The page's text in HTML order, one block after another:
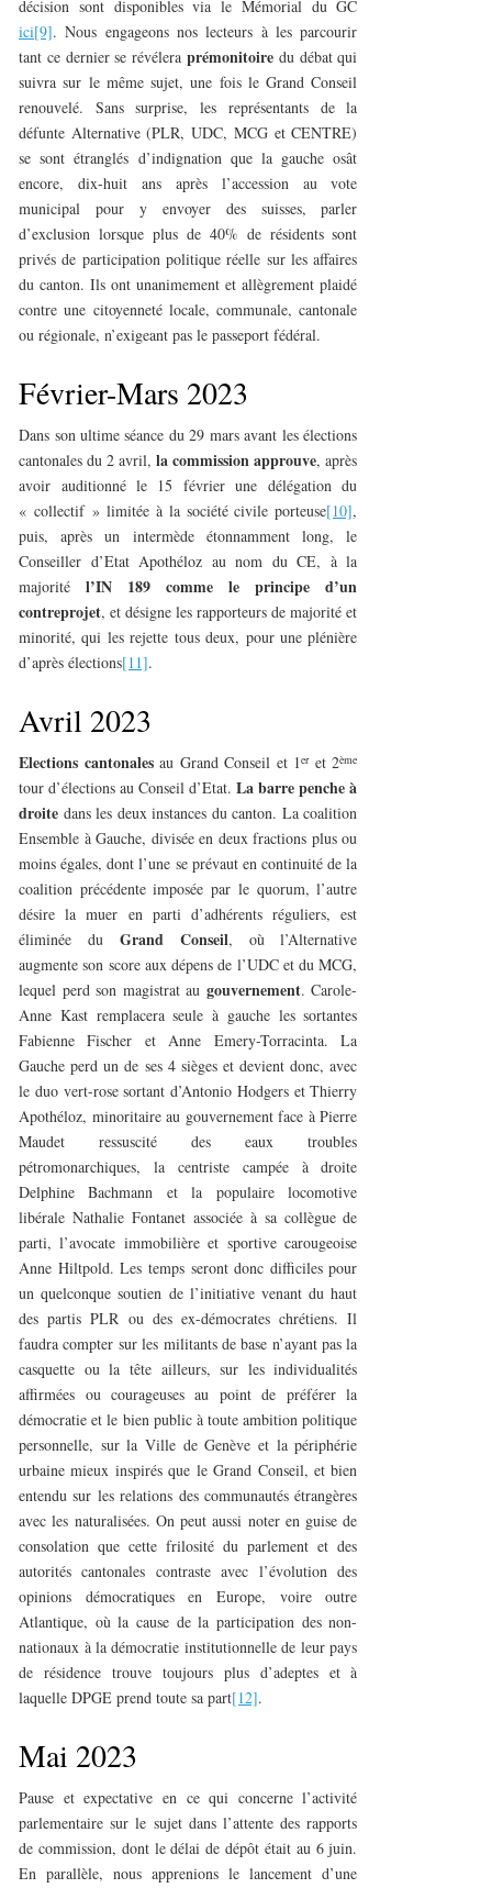
décision sont disponibles via le Mémorial du GC
ici[9]. Nous engageons nos lecteurs à les parcourir
tant ce dernier se révéleraprémonitoire du débat qui
suivra sur le même sujet, une fois le Grand Conseil
renouvelé. Sans surprise, les représentants de la
défunte Alternative (PLR, UDC, MCG et CENTRE)
se sont étranglés d’indignation que la gauche osât
encore, dix-huit ans après l’accession au vote
municipal pour y envoyer des suisses, parler
d’exclusion lorsque plus de 40% de résidents sont
privés de participation politique réelle sur les affaires
du canton. Ils ont unanimement et allègrement plaidé
contre une citoyenneté locale, communale, cantonale
ou régionale, n’exigeant pas le passeport fédéral.
Février-Mars 2023
Dans son ultime séance du 29 mars avant les élections
cantonales du 2 avril,la commission approuve, après
avoir auditionné le 15 février une délégation du
« collectif » limitée à la société civile porteuse[10],
puis, après un intermède étonnamment long, le
Conseiller d’Etat Apothéloz au nom du CE, à la
majoritél’IN 189 comme le principe d’un
contreprojet, et désigne les rapporteurs de majorité et
minorité, qui les rejette tous deux, pour une plénière
d’après élections[11].
Avril 2023
Elections cantonalesau Grand Conseil et 1eret 2ème
tour d’élections au Conseil d’Etat.La barre penche à
droite dans les deux instances du canton. La coalition
Ensemble à Gauche, divisée en deux fractions plus ou
moins égales, dont l’une se prévaut en continuité de la
coalition précédente imposée par le quorum, l’autre
désire la muer en parti d’adhérents réguliers, est
éliminée du Grand Conseil, où l’Alternative
augmente son score aux dépens de l’UDC et du MCG,
lequel perd son magistrat au gouvernement. Carole-
Anne Kast remplacera seule à gauche les sortantes
Fabienne Fischer et Anne Emery-Torracinta. La
Gauche perd un de ses 4 sièges et devient donc, avec
le duo vert-rose sortant d’Antonio Hodgers et Thierry
Apothéloz, minoritaire au gouvernement face à Pierre
Maudet ressuscité des eaux troubles
pétromonarchiques, la centriste campée à droite
Delphine Bachmann et la populaire locomotive
libérale Nathalie Fontanet associée à sa collègue de
parti, l’avocate immobilière et sportive carougeoise
Anne Hiltpold. Les temps seront donc difficiles pour
un quelconque soutien de l’initiative venant du haut
des partis PLR ou des ex-démocrates chrétiens. Il
faudra compter sur les militants de base n’ayant pas la
casquette ou la tête ailleurs, sur les individualités
affirmées ou courageuses au point de préférer la
démocratie et le bien public à toute ambition politique
personnelle, sur la Ville de Genève et la périphérie
urbaine mieux inspirés que le Grand Conseil, et bien
entendu sur les relations des communautés étrangères
avec les naturalisées. On peut aussi noter en guise de
consolation que cette frilosité du parlement et des
autorités cantonales contraste avec l’évolution des
opinions démocratiques en Europe, voire outre
Atlantique, où la cause de la participation des non-
nationaux à la démocratie institutionnelle de leur pays
de résidence trouve toujours plus d’adeptes et à
laquelle DPGE prend toute sa part[12].
Mai 2023
Pause et expectative en ce qui concerne l’activité
parlementaire sur le sujet dans l’attente des rapports
de commission, dont le délai de dépôt était au 6 juin.
En parallèle, nous apprenions le lancement d’une